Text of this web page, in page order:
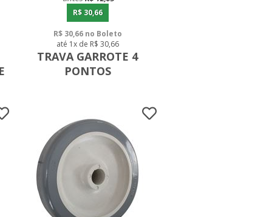
R$ 30,66
R$ 30,66 no Boleto
até 1x de R$ 30,66
TRAVA GARROTE 4
PONTOS